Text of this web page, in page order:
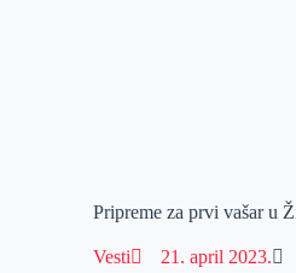
Pripreme za prvi vašar u
Vesti 21. april 2023.